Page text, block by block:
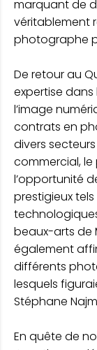
marquant de
véritablement
photographe
De retour au
expertise
l’image
contrats en
divers
commercial,
l’opportunité
prestigieux
beaux-arts de
également
différents
lesquels
Stéphane
En quête de